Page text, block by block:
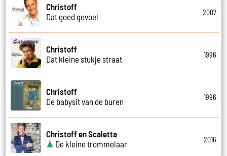
Christoff
Dat goed gevoel
2007
Christoff
Dat kleine stukje straat
1996
Christoff
De babysit van de buren
1996
Christoff en Scaletta
De kleine trommelaar
2016